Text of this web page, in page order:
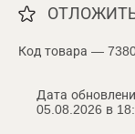
Код товара —
Дата
05.08.2026 в